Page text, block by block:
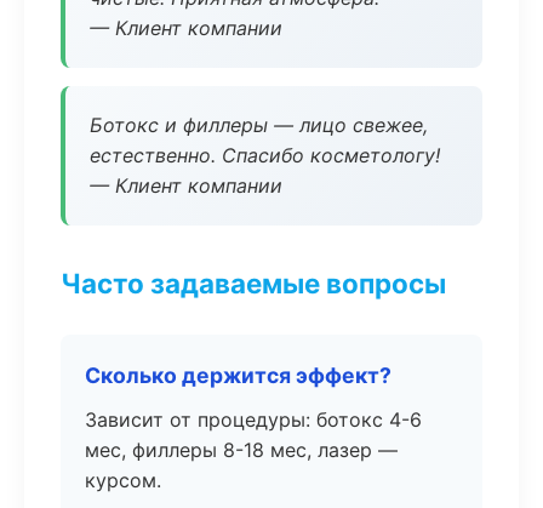
— Клиент компании
Ботокс и филлеры — лицо свежее,
естественно. Спасибо косметологу!
— Клиент компании
Часто задаваемые вопросы
Сколько держится эффект?
Зависит от процедуры: ботокс 4-6
мес, филлеры 8-18 мес, лазер —
курсом.